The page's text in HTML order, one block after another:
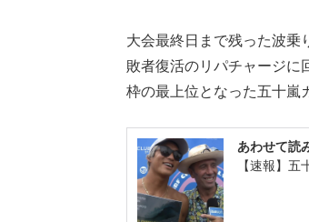
大会最終日まで残った波乗
敗者復活のリパチャージに
枠の最上位となった五十嵐